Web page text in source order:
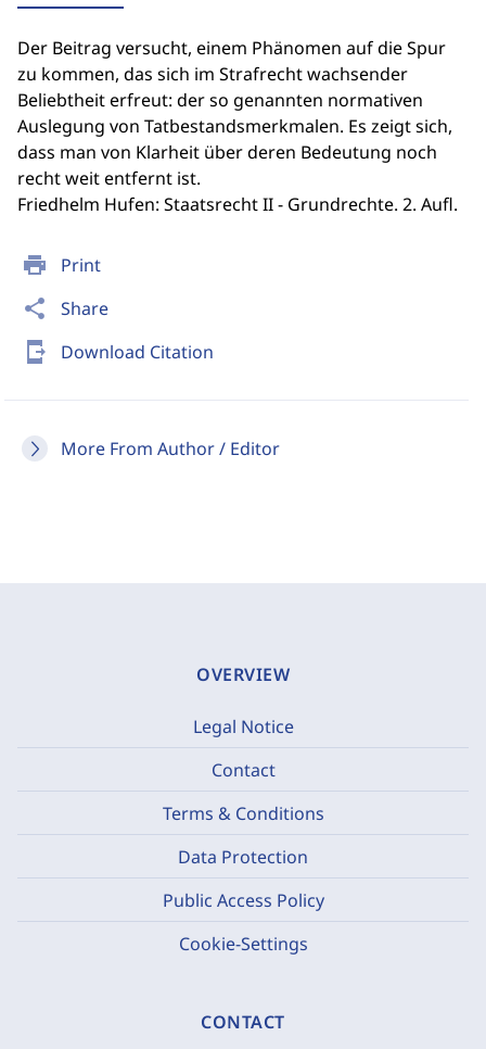
print Print
share Share
send_to_mobile Download Citation
More From Author / Editor
Der Beitrag versucht, einem Phänomen auf die Spur
zu kommen, das sich im Strafrecht wachsender
Beliebtheit erfreut: der so genannten normativen
Auslegung von Tatbestandsmerkmalen. Es zeigt sich,
dass man von Klarheit über deren Bedeutung noch
recht weit entfernt ist.
Friedhelm Hufen: Staatsrecht II - Grundrechte. 2. Aufl.
OVERVIEW
Legal Notice
Contact
Terms & Conditions
Data Protection
Public Access Policy
Cookie-Settings
CONTACT